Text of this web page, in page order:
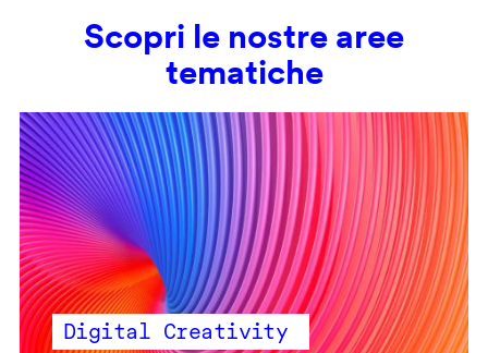
Scopri le nostre aree
tematiche
Digital Creativity